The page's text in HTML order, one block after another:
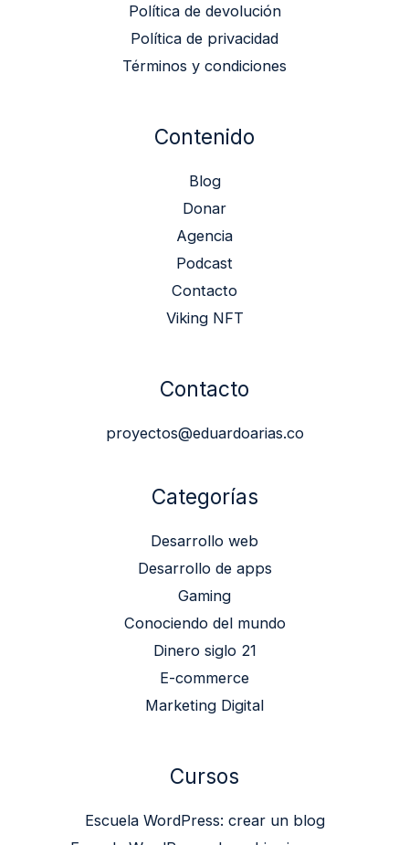
Política de devolución
Política de privacidad
Términos y condiciones
Contenido
Blog
Donar
Agencia
Podcast
Contacto
Viking NFT
Contacto
proyectos@eduardoarias.co
Categorías
Desarrollo web
Desarrollo de apps
Gaming
Conociendo del mundo
Dinero siglo 21
E-commerce
Marketing Digital
Cursos
Escuela WordPress: crear un blog